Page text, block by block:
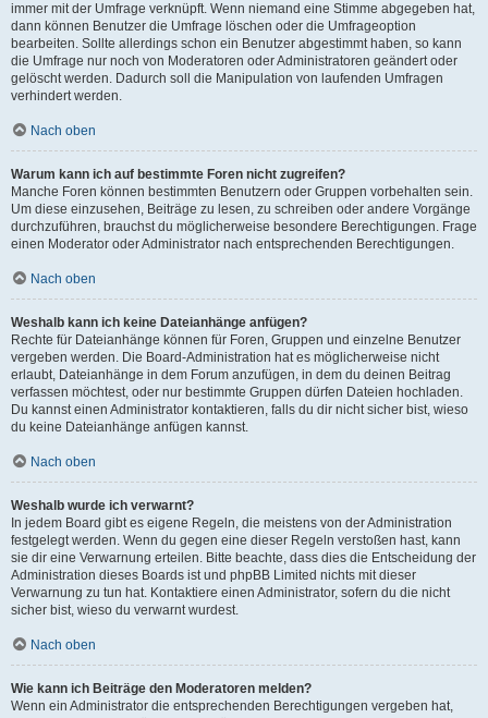
immer mit der Umfrage verknüpft. Wenn niemand eine Stimme abgegeben hat,
dann können Benutzer die Umfrage löschen oder die Umfrageoption
bearbeiten. Sollte allerdings schon ein Benutzer abgestimmt haben, so kann
die Umfrage nur noch von Moderatoren oder Administratoren geändert oder
gelöscht werden. Dadurch soll die Manipulation von laufenden Umfragen
verhindert werden.
Nach oben
Warum kann ich auf bestimmte Foren nicht zugreifen?
Manche Foren können bestimmten Benutzern oder Gruppen vorbehalten sein.
Um diese einzusehen, Beiträge zu lesen, zu schreiben oder andere Vorgänge
durchzuführen, brauchst du möglicherweise besondere Berechtigungen. Frage
einen Moderator oder Administrator nach entsprechenden Berechtigungen.
Nach oben
Weshalb kann ich keine Dateianhänge anfügen?
Rechte für Dateianhänge können für Foren, Gruppen und einzelne Benutzer
vergeben werden. Die Board-Administration hat es möglicherweise nicht
erlaubt, Dateianhänge in dem Forum anzufügen, in dem du deinen Beitrag
verfassen möchtest, oder nur bestimmte Gruppen dürfen Dateien hochladen.
Du kannst einen Administrator kontaktieren, falls du dir nicht sicher bist, wieso
du keine Dateianhänge anfügen kannst.
Nach oben
Weshalb wurde ich verwarnt?
In jedem Board gibt es eigene Regeln, die meistens von der Administration
festgelegt werden. Wenn du gegen eine dieser Regeln verstoßen hast, kann
sie dir eine Verwarnung erteilen. Bitte beachte, dass dies die Entscheidung der
Administration dieses Boards ist und phpBB Limited nichts mit dieser
Verwarnung zu tun hat. Kontaktiere einen Administrator, sofern du die nicht
sicher bist, wieso du verwarnt wurdest.
Nach oben
Wie kann ich Beiträge den Moderatoren melden?
Wenn ein Administrator die entsprechenden Berechtigungen vergeben hat,